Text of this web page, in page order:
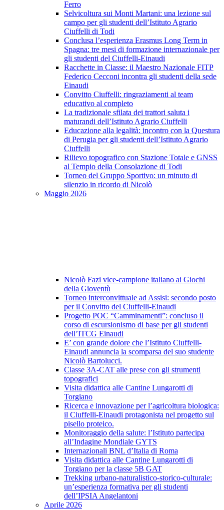
Ferro
Selvicoltura sui Monti Martani: una lezione sul
campo per gli studenti dell’Istituto Agrario
Ciuffelli di Todi
Conclusa l’esperienza Erasmus Long Term in
Spagna: tre mesi di formazione internazionale per
gli studenti del Ciuffelli-Einaudi
Racchette in Classe: il Maestro Nazionale FITP
Federico Cecconi incontra gli studenti della sede
Einaudi
Convitto Ciuffelli: ringraziamenti al team
educativo al completo
La tradizionale sfilata dei trattori saluta i
maturandi dell’Istituto Agrario Ciuffelli
Educazione alla legalità: incontro con la Questura
di Perugia per gli studenti dell’Istituto Agrario
Ciuffelli
Rilievo topografico con Stazione Totale e GNSS
al Tempio della Consolazione di Todi
Torneo del Gruppo Sportivo: un minuto di
silenzio in ricordo di Nicolò
Maggio 2026
Nicolò Fazi vice-campione italiano ai Giochi
della Gioventù
Torneo interconvittuale ad Assisi: secondo posto
per il Convitto del Ciuffelli-Einaudi
Progetto POC “Camminamenti”: concluso il
corso di escursionismo di base per gli studenti
dell’ITCG Einaudi
E’ con grande dolore che l’Istituto Ciuffelli-
Einaudi annuncia la scomparsa del suo studente
Nicolò Bartolucci.
Classe 3A-CAT alle prese con gli strumenti
topografici
Visita didattica alle Cantine Lungarotti di
Torgiano
Ricerca e innovazione per l’agricoltura biologica:
il Ciuffelli-Einaudi protagonista nel progetto sul
pisello proteico.
Monitoraggio della salute: l’Istituto partecipa
all’Indagine Mondiale GYTS
Internazionali BNL d’Italia di Roma
Visita didattica alle Cantine Lungarotti di
Torgiano per la classe 5B GAT
Trekking urbano-naturalistico-storico-culturale:
un’esperienza formativa per gli studenti
dell’IPSIA Angelantoni
Aprile 2026